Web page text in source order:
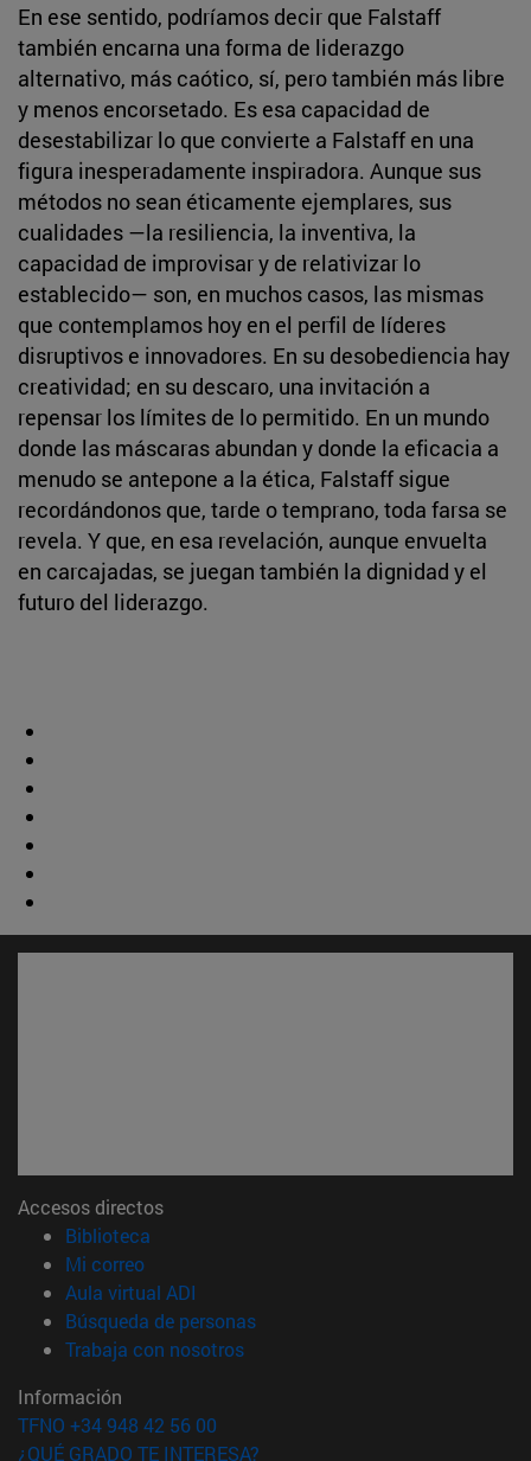
En ese sentido, podríamos decir que Falstaff
también encarna una forma de liderazgo
alternativo, más caótico, sí, pero también más libre
y menos encorsetado. Es esa capacidad de
desestabilizar lo que convierte a Falstaff en una
figura inesperadamente inspiradora. Aunque sus
métodos no sean éticamente ejemplares, sus
cualidades —la resiliencia, la inventiva, la
capacidad de improvisar y de relativizar lo
establecido— son, en muchos casos, las mismas
que contemplamos hoy en el perfil de líderes
disruptivos e innovadores. En su desobediencia hay
creatividad; en su descaro, una invitación a
repensar los límites de lo permitido. En un mundo
donde las máscaras abundan y donde la eficacia a
menudo se antepone a la ética, Falstaff sigue
recordándonos que, tarde o temprano, toda farsa se
revela. Y que, en esa revelación, aunque envuelta
en carcajadas, se juegan también la dignidad y el
futuro del liderazgo.
Accesos directos
Biblioteca
Mi correo(abre en nueva ventana)
Aula virtual ADI
Búsqueda de personas(abre en nueva ventana)
Trabaja con nosotros(abre en nueva ventana)
Información
TFNO +34 948 42 56 00
¿QUÉ GRADO TE INTERESA?